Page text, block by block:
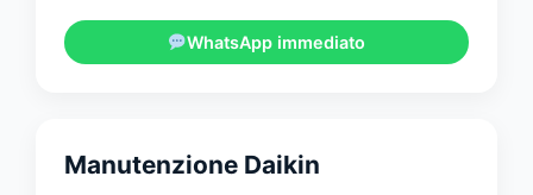
WhatsApp immediato
Manutenzione Daikin